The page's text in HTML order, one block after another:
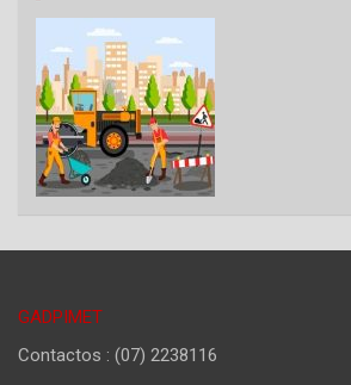
GADPIMET
Contactos : (07) 2238116